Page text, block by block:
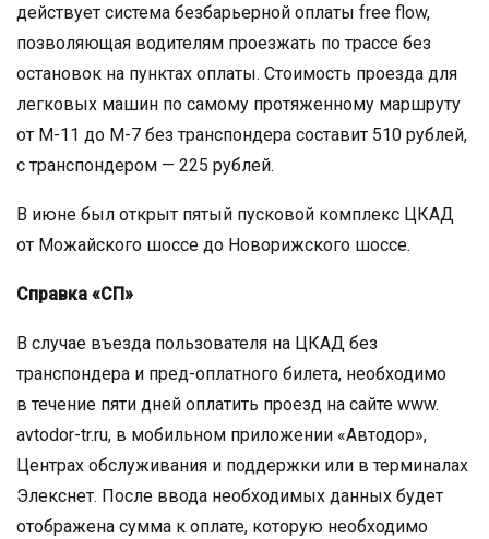
действует система безбарьерной оплаты free flow,
позволяющая водителям проезжать по трассе без
остановок на пунктах оплаты. Стоимость проезда для
легковых машин по самому протяженному маршруту
от М-11 до М-7 без транспондера составит 510 рублей,
с транспондером — 225 рублей.
В июне был открыт пятый пусковой комплекс ЦКАД
от Можайского шоссе до Новорижского шоссе.
Справка «СП»
В случае въезда пользователя на ЦКАД без
транспондера и пред-оплатного билета, необходимо
в течение пяти дней оплатить проезд на сайте www.
avtodor-tr.ru, в мобильном приложении «Автодор»,
Центрах обслуживания и поддержки или в терминалах
Элекснет. После ввода необходимых данных будет
отображена сумма к оплате, которую необходимо